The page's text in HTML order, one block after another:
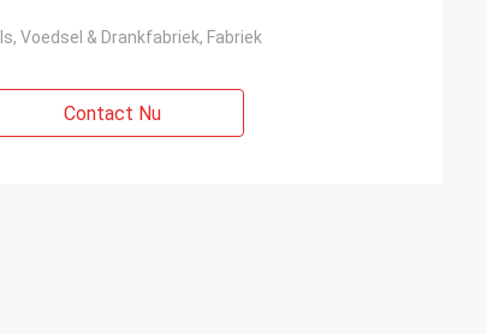
Voedsel & Drankfabriek, Fabriek
Contact Nu